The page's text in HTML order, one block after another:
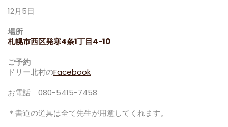
12月5日
場所
札幌市西区発寒4条1丁目4−10
ご予約
ドリー北村のFacebook
お電話 080-5415-7458
＊書道の道具は全て先生が用意してくれます。